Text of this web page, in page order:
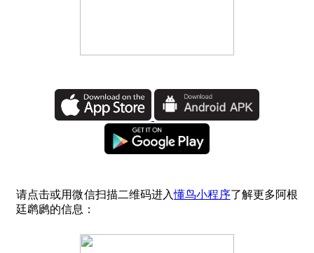
请点击或用微信扫描二维码进入懂鸟小程序了解更多阿根
廷䴙䴘的信息：